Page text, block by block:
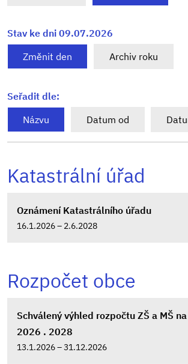
Stav ke dni 09.07.2026
Změnit den
Archiv roku
Seřadit dle:
Názvu
Datum od
Katastrální úřad
Oznámení Katastrálního úřadu
16.1.2026 – 2.6.2028
Rozpočet obce
Schválený výhled rozpočtu ZŠ a MŠ
2026 . 2028
13.1.2026 – 31.12.2026